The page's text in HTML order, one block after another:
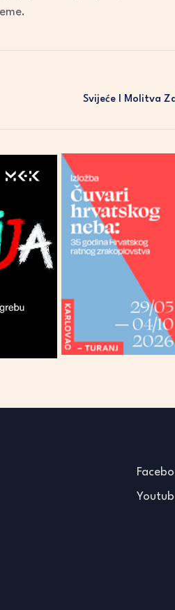
Svijeće I Molitva